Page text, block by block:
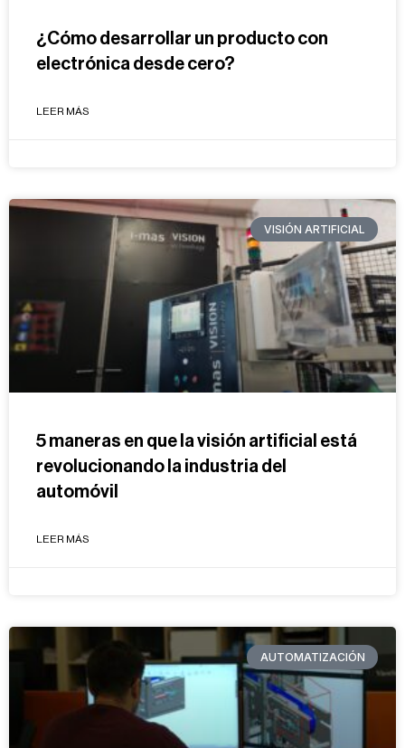
¿Cómo desarrollar un producto con
electrónica desde cero?
LEER MÁS
VISIÓN ARTIFICIAL
5 maneras en que la visión artificial está
revolucionando la industria del
automóvil
LEER MÁS
AUTOMATIZACIÓN